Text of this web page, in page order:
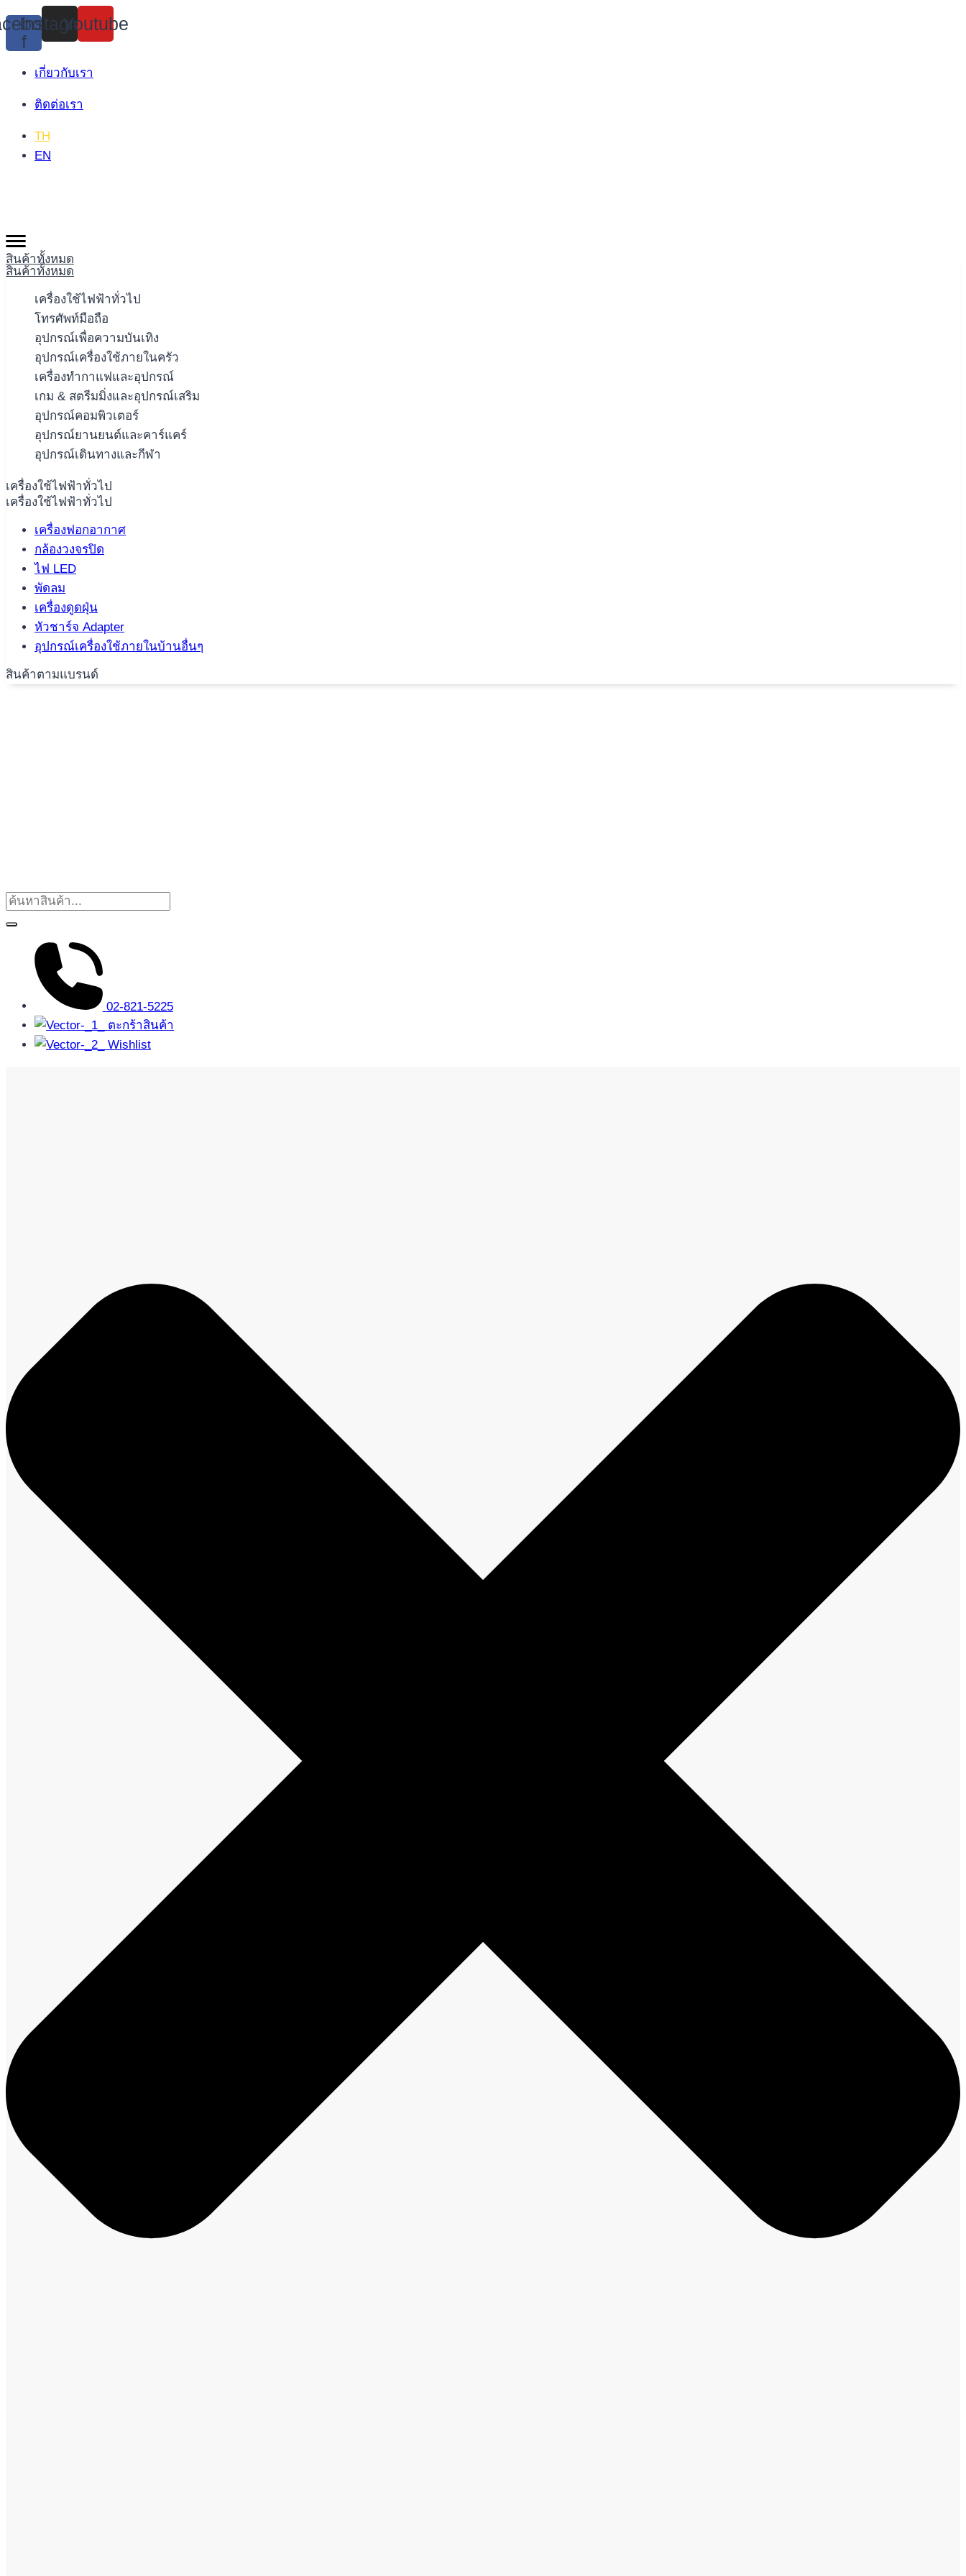
Skip
to
content
f
Instagram
Youtube
เกี่ยวกับเรา
ติดต่อเรา
TH
EN
สินค้าทั้งหมด
สินค้าทั้งหมด
เครื่องใช้ไฟฟ้าทั่วไป
โทรศัพท์มือถือ
อุปกรณ์เพื่อความบันเทิง
อุปกรณ์เครื่องใช้ภายในครัว
เครื่องทำกาแฟและอุปกรณ์
เกม & สตรีมมิ่งและอุปกรณ์เสริม
อุปกรณ์คอมพิวเตอร์
อุปกรณ์ยานยนต์และคาร์แคร์
อุปกรณ์เดินทางและกีฬา
เครื่องใช้ไฟฟ้าทั่วไป
เครื่องใช้ไฟฟ้าทั่วไป
เครื่องฟอกอากาศ
กล้องวงจรปิด
ไฟ LED
พัดลม
เครื่องดูดฝุ่น
หัวชาร์จ Adapter
อุปกรณ์เครื่องใช้ภายในบ้านอื่นๆ
สินค้าตามแบรนด์
02-821-5225
ตะกร้าสินค้า
Wishlist